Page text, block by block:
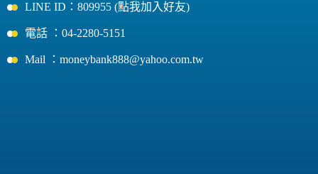
LINE ID：809955 (點我加入好友)
電話 ：04-2280-5151
Mail ：moneybank888@yahoo.com.tw